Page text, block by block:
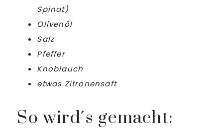
Spinat)
Olivenöl
Salz
Pfeffer
Knoblauch
etwas Zitronensaft
So wird´s gemacht: